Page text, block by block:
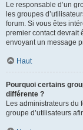
Le responsable d’un
les groupes
forum. Si vous êtes
premier contact devrait
envoyant un message
Haut
Pourquoi certains
différente ?
Les administrateurs du
groupe d’utilisateurs